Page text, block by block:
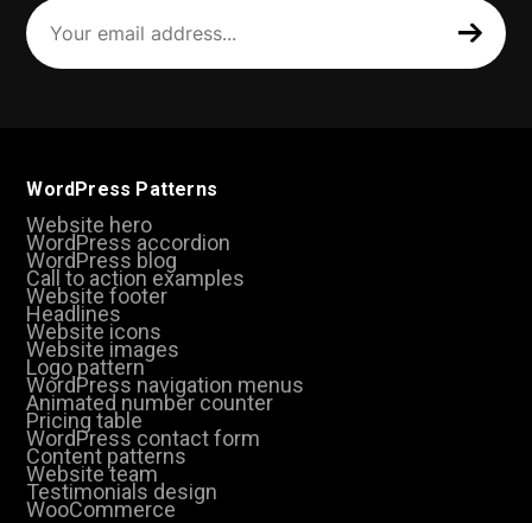
Your
email
address
(Required)
WordPress Patterns
Website hero
WordPress accordion
WordPress blog
Call to action examples
Website footer
Headlines
Website icons
Website images
Logo pattern
WordPress navigation menus
Animated number counter
Pricing table
WordPress contact form
Content patterns
Website team
Testimonials design
WooCommerce